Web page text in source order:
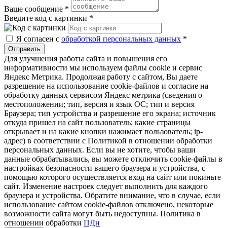
Ваше сообщение *
Введите код с картинки *
Я согласен с обработкой персональных данных *
Отправить
Для улучшения работы сайта и повышения его
информативности мы используем файлы cookie и сервис
Яндекс Метрика. Продолжая работу с сайтом, Вы даете
разрешение на использование cookie-файлов и согласие на
обработку данных сервисом Яндекс метрика (сведения о
местоположении; тип, версия и язык ОС; тип и версия
Браузера; тип устройства и разрешение его экрана; источник
откуда пришел на сайт пользователь; какие страницы
открывает и на какие кнопки нажимает пользователь; ip-
адрес) в соответствии с Политикой в отношении обработки
персональных данных. Если вы не хотите, чтобы ваши
данные обрабатывались, вы можете отключить cookie-файлы в
настройках безопасности вашего браузера и устройства, с
помощью которого осуществляется вход на сайт или покиньте
сайт. Изменение настроек следует выполнить для каждого
браузера и устройства. Обратите внимание, что в случае, если
использование сайтом cookie-файлов отключено, некоторые
возможности сайта могут быть недоступны. Политика в
отношении обработки ПДн